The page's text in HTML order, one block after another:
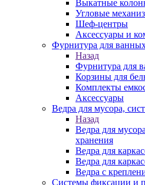
Выкатные
Угловые
Шеф-центры
Аксессуары и
Фурнитура для
Назад
Фурнитура для
Корзины для
Комплекты
Аксессуары
Ведра для мусора,
Назад
Ведра для
хранения
Ведра для
Ведра для
Ведра с
Системы фиксации и